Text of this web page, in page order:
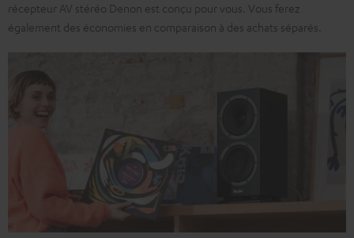
récepteur AV stéréo Denon est conçu pour vous. Vous ferez
également des économies en comparaison à des achats séparés.